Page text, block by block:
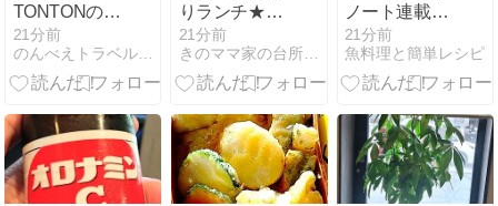
TONTONのカ
ロリー一覧｜
並・大盛・特
盛・メガまで
PFC【2026年
最新】
21分前
のんべえトラベル | お酒と旅行が大好きな人
りランチ★カ
レー炒めご飯
21分前
きのママ家の台所から
ノート連載、
鶏もも肉と鶏
むね肉の「竜
田揚げ」
21分前
魚料理と簡単レシピ